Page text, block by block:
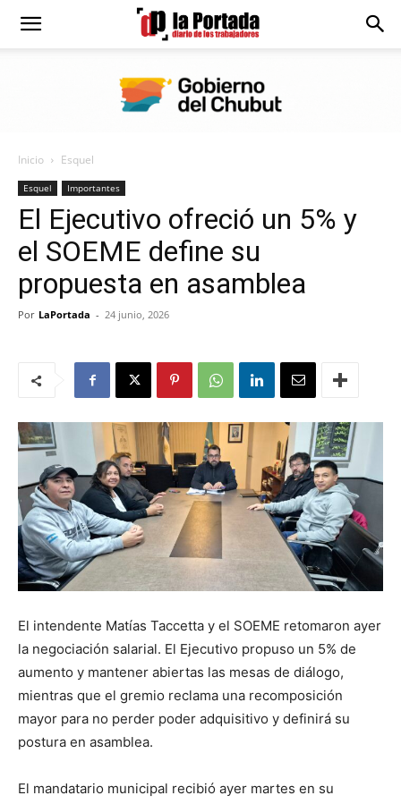
Diario
Portada
Inicio Esquel
Esquel Importantes
El Ejecutivo ofreció un 5% y
el SOEME define su
propuesta en asamblea
Por LaPortada - 24 junio, 2026
El intendente Matías Taccetta y el SOEME retomaron ayer
la negociación salarial. El Ejecutivo propuso un 5% de
aumento y mantener abiertas las mesas de diálogo,
mientras que el gremio reclama una recomposición
mayor para no perder poder adquisitivo y definirá su
postura en asamblea.
El mandatario municipal recibió ayer martes en su